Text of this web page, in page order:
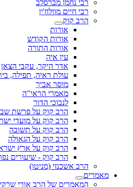
רבי נחמן מברסלב
רבי חיים מוולוז'ין
הרב קוק
אורות
אורות הקודש
אורות התורה
עין איה
אדר היקר, עקבי הצאן
עולת ראיה, תפילה,
מוסר אביך
מאמרי הראי"ה
לנבוכי הדור
הרב קוק על פרשת
הרב קוק על מועדי
הרב קוק על תשובה
הרב קוק על הגאולה
הרב קוק על ארץ
הרב קוק - שיעורים
הרב אשכנזי (מניטו)
מאמרים
המאמרים של הרב אורי שרקי